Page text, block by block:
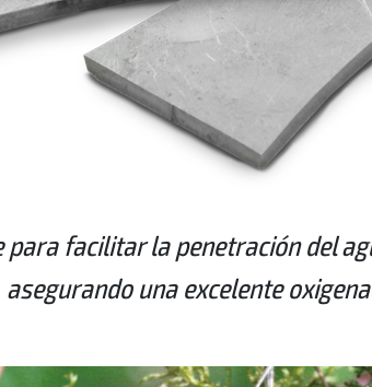
para facilitar la penetración del
asegurando una excelente